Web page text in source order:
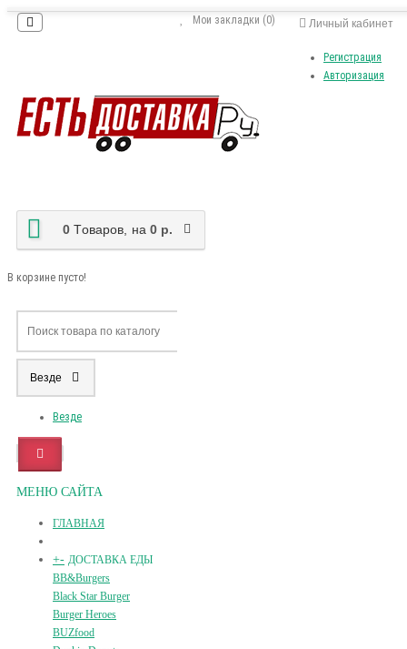
Личный кабинет
Регистрация
Авторизация
Мои закладки (0)
0 Tоваров, на 0 р.
В корзине пусто!
Везде
Везде
МЕНЮ САЙТА
ГЛАВНАЯ
+- ДОСТАВКА ЕДЫ
BB&Burgers
Black Star Burger
Burger Heroes
BUZfood